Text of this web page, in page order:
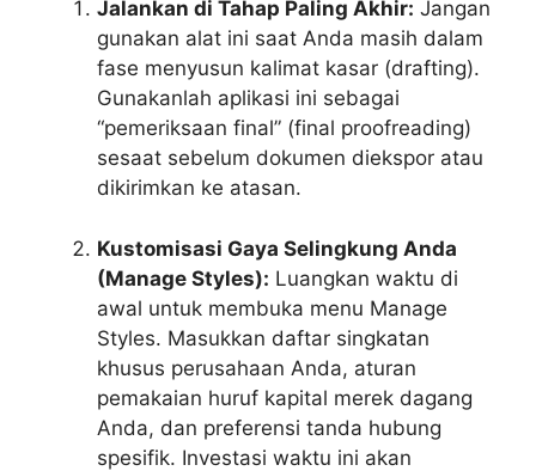
Jalankan di Tahap Paling Akhir: Jangan
gunakan alat ini saat Anda masih dalam
fase menyusun kalimat kasar (drafting).
Gunakanlah aplikasi ini sebagai
“pemeriksaan final” (final proofreading)
sesaat sebelum dokumen diekspor atau
dikirimkan ke atasan.
Kustomisasi Gaya Selingkung Anda
(Manage Styles): Luangkan waktu di
awal untuk membuka menu Manage
Styles. Masukkan daftar singkatan
khusus perusahaan Anda, aturan
pemakaian huruf kapital merek dagang
Anda, dan preferensi tanda hubung
spesifik. Investasi waktu ini akan